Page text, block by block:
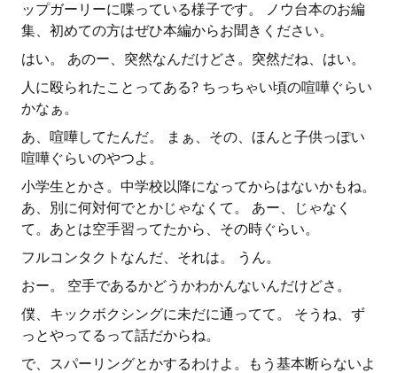
ップガーリーに喋っている様子です。 ノウ台本のお編
集、初めての方はぜひ本編からお聞きください。
はい。 あのー、突然なんだけどさ。突然だね、はい。
人に殴られたことってある? ちっちゃい頃の喧嘩ぐらい
かなぁ。
あ、喧嘩してたんだ。 まぁ、その、ほんと子供っぽい
喧嘩ぐらいのやつよ。
小学生とかさ。中学校以降になってからはないかもね。
あ、別に何対何でとかじゃなくて。 あー、じゃなく
て。あとは空手習ってたから、その時ぐらい。
フルコンタクトなんだ、それは。 うん。
おー。 空手であるかどうかわかんないんだけどさ。
僕、キックボクシングに未だに通ってて。 そうね、ず
っとやってるって話だからね。
で、スパーリングとかするわけよ。もう基本断らないよ